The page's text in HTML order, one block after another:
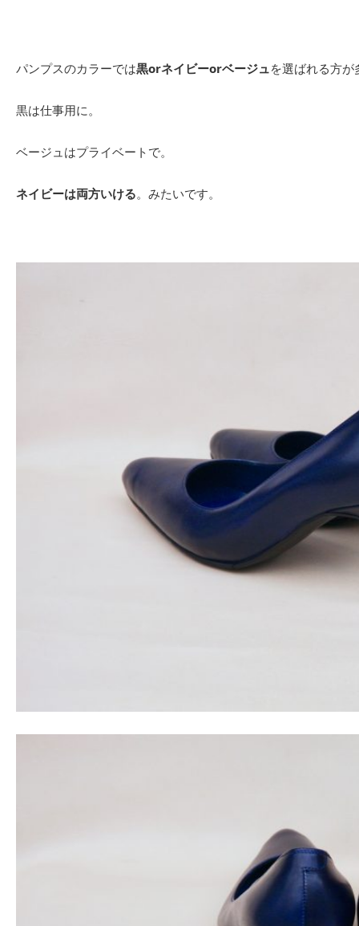
パンプスのカラーでは黒orネイビーorベージュを選ばれる方が
黒は仕事用に。
ベージュはプライベートで。
ネイビーは両方いける。みたいです。